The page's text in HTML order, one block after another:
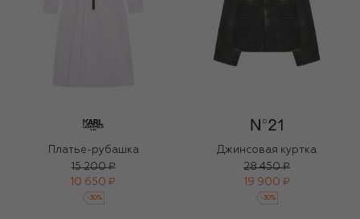
Платье-рубашка
15 200 ₽
10 650 ₽
-30%
Джинсовая куртка
28 450 ₽
19 900 ₽
-30%